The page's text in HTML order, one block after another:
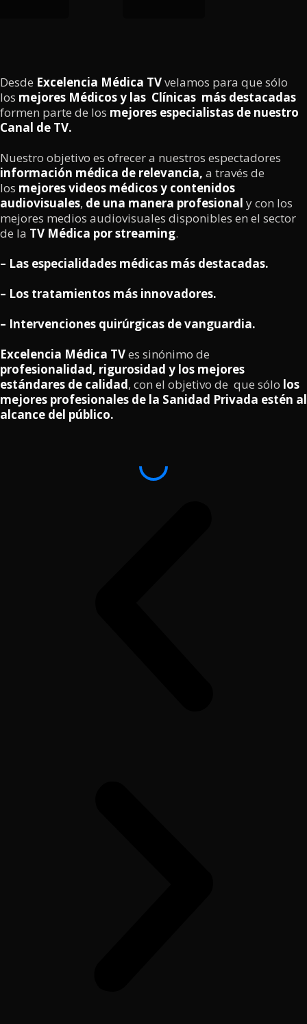
Desde Excelencia Médica TVvelamos para que sólo
los mejores Médicos y las Clínicas más destacadas
formen parte de los mejores especialistas de nuestro
Canal de TV.
Nuestro objetivo es ofrecer a nuestros espectadores
información médica de relevancia, a través de
los mejores videos médicos y contenidos
audiovisuales, de una manera profesional y con los
mejores medios audiovisuales disponibles en el sector
de la TV Médica por streaming.
– Las especialidades médicas más destacadas.
– Los tratamientos más innovadores.
– Intervenciones quirúrgicas de vanguardia.
Excelencia Médica TVes sinónimo de
profesionalidad, rigurosidad y los mejores
estándares de calidad, con el objetivo de que sólo los
mejores profesionales de la Sanidad Privada estén al
alcance del público.